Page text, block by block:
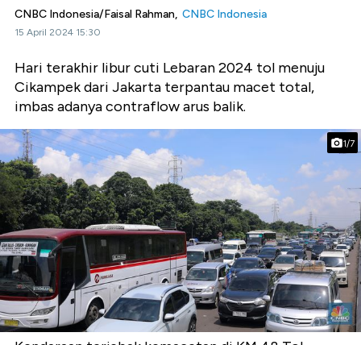
CNBC Indonesia/Faisal Rahman, CNBC Indonesia
15 April 2024 15:30
Hari terakhir libur cuti Lebaran 2024 tol menuju
Cikampek dari Jakarta terpantau macet total,
imbas adanya contraflow arus balik.
1/7